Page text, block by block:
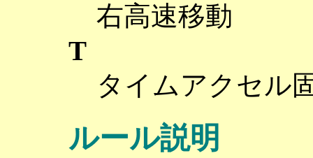
右高速移動
T
タイムアクセル
ルール説明